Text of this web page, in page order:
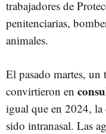
trabajadores de
penitenciarias,
animales.
El pasado martes,
convirtieron en
igual que en 2024, la
sido intranasal. Las